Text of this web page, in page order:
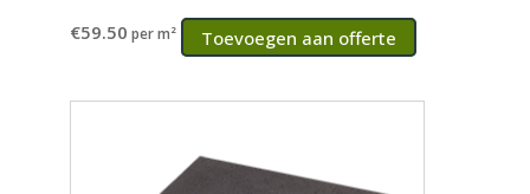
€59.50 per m² Toevoegen aan offerte